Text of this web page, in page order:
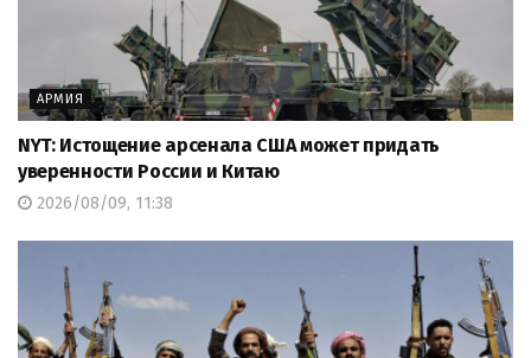
АРМИЯ
NYT: Истощение арсенала США может придать
уверенности России и Китаю
2026/08/09, 11:38